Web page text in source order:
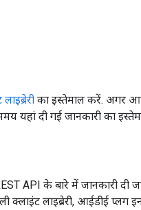
का इस्तेमाल करें. अगर
यहां दी गई जानकारी का
API के बारे में जानकारी दी
क्लाइंट लाइब्रेरी, आईडीई